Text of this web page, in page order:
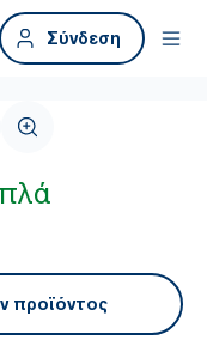
Σύνδεση
προϊόντος